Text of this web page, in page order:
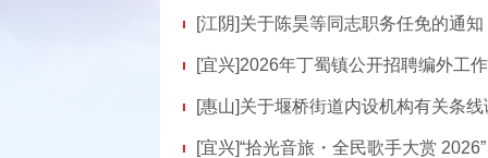
[江阴]关于陈昊等同志职务任免的通知
[宜兴]2026年丁蜀镇公开招聘编外工
[惠山]关于堰桥街道内设机构有关条线
[宜兴]“拾光音旅・全民歌手大赏